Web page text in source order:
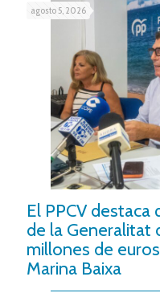
agosto 5, 2026
El PPCV
de la Generalitat
millones de
Marina Baixa